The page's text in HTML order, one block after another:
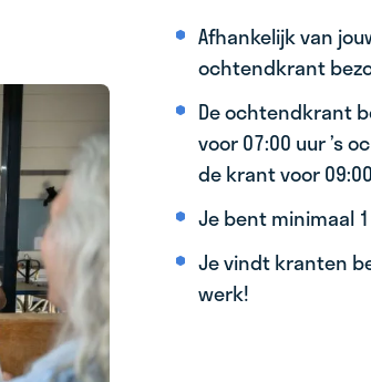
Afhankelijk van
ochtendkrant
De ochtendkrant
voor 07:00 uur ’s
de krant voor
Je bent minimaal
Je vindt kranten
werk!